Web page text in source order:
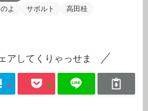
よ サポルト
高田桂
アしてくりゃっせま